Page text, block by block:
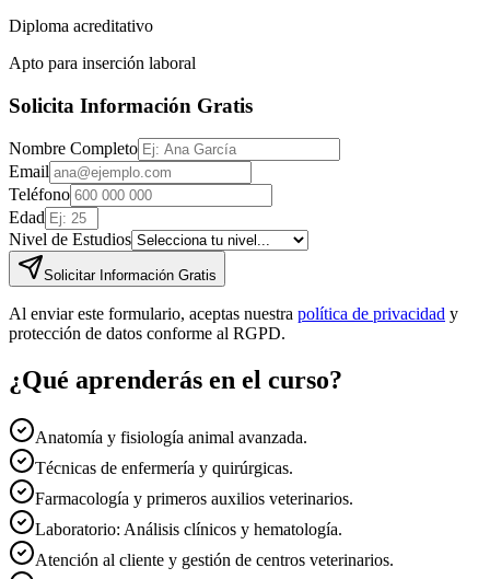
Diploma acreditativo
Apto para inserción laboral
Solicita Información Gratis
Nombre Completo
Email
Teléfono
Edad
Nivel de Estudios
Solicitar Información Gratis
Al enviar este formulario, aceptas nuestra política de privacidad y
protección de datos conforme al RGPD.
¿Qué aprenderás en el curso?
Anatomía y fisiología animal avanzada.
Técnicas de enfermería y quirúrgicas.
Farmacología y primeros auxilios veterinarios.
Laboratorio: Análisis clínicos y hematología.
Atención al cliente y gestión de centros veterinarios.